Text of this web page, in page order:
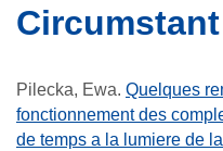
circumstant
Pilecka, Ewa. Quelques
fonctionnement des
de temps a la lumiere de